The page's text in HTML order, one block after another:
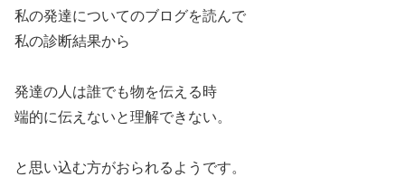
私の発達についてのブログを読んで
私の診断結果から
発達の人は誰でも物を伝える時
端的に伝えないと理解できない。
と思い込む方がおられるようです。